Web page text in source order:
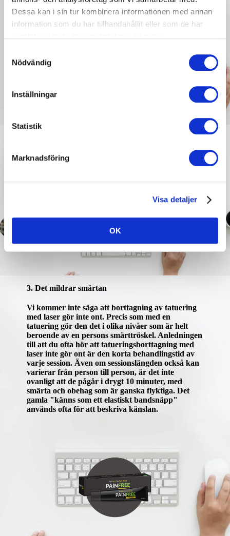
Dessa kan i sin tur kombinera informationen med annan
information som du har tillhandahållit eller som de har
Nödvändig
Inställningar
Statistik
Marknadsföring
Visa detaljer
OK
3. Det mildrar smärtan
Vi kommer inte säga att borttagning av tatuering
med laser gör inte ont. Precis som med en
tatuering gör den det i olika nivåer som är helt
beroende av en persons smärttröskel. Anledningen
till att du ofta hör att tatueringsborttagning med
laser inte gör ont är den korta behandlingstid av
varje session. Även om sessionslängden också kan
varierar från person till person, är det inte
ovanligt att de pågår i drygt 10 minuter, med
smärta och obehag som är ganska flyktiga. Det
gamla "känns som ett elastiskt bandsnäpp"
används ofta för att beskriva känslan.